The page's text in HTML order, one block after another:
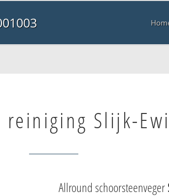
reiniging Slijk-
Allround schoorsteenveger